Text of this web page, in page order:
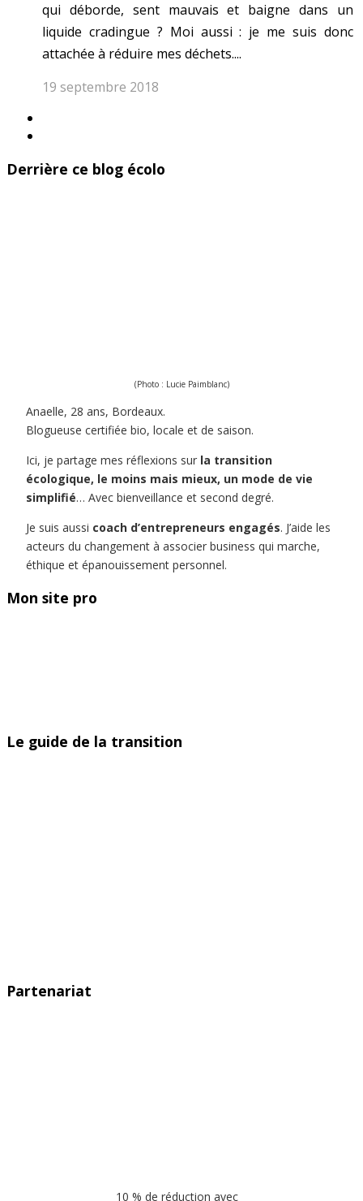
qui déborde, sent mauvais et baigne dans un
liquide cradingue ? Moi aussi : je me suis donc
attachée à réduire mes déchets....
19 septembre 2018
Derrière ce blog écolo
(Photo : Lucie Paimblanc)
Anaelle, 28 ans, Bordeaux.
Blogueuse certifiée bio, locale et de saison.
Ici, je partage mes réflexions sur la transition
écologique, le moins mais mieux, un mode de vie
simplifié… Avec bienveillance et second degré.
Je suis aussi coach d’entrepreneurs engagés. J’aide les
acteurs du changement à associer business qui marche,
éthique et épanouissement personnel.
Mon site pro
Le guide de la transition
Partenariat
10 % de réduction avec